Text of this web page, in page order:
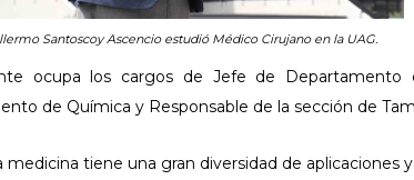
Santoscoy Ascencio estudió Médico Cirujano en la UAG.
ocupa los cargos de Jefe de Departamento
de Química y Responsable de la sección de
medicina tiene una gran diversidad de